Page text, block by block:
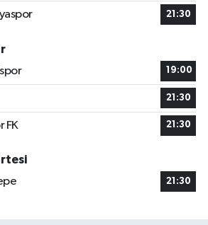
21:30
19:00
21:30
FK 21:30
21:30